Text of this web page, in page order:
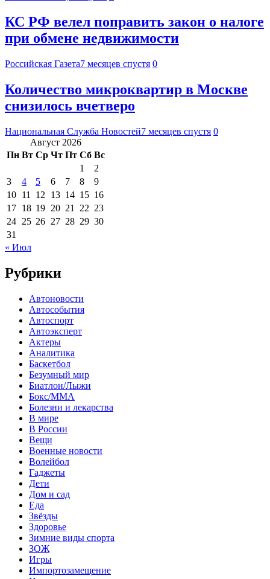
КС РФ велел поправить закон о налоге
при обмене недвижимости
Российская Газета7 месяцев спустя 0
Количество микроквартир в Москве
снизилось вчетверо
Национальная Служба Новостей7 месяцев спустя 0
Август 2026
Пн Вт Ср Чт Пт Сб Вс
1
2
3
4 5 6 7 8
9
10 11 12 13 14 15 16
17 18 19 20 21 22 23
24 25 26 27 28 29 30
31
« Июл
Рубрики
Автоновости
Автособытия
Автоспорт
Автоэксперт
Актеры
Аналитика
Баскетбол
Безумный мир
Биатлон/Лыжи
Бокс/MMA
Болезни и лекарства
В мире
В России
Вещи
Военные новости
Волейбол
Гаджеты
Дети
Дом и сад
Еда
Звёзды
Здоровье
Зимние виды спорта
ЗОЖ
Игры
Импортозамещение